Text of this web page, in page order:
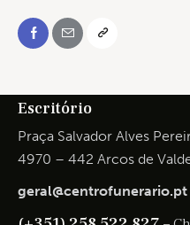
Escritório
Praça Salvador Alves
4970 – 442 Arcos de
geral@centrofunerario.pt